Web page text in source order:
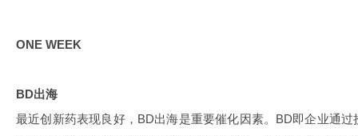
ONE WEEK
BD出海
最近创新药表现良好，BD出海是重要催化因素。BD即企业通